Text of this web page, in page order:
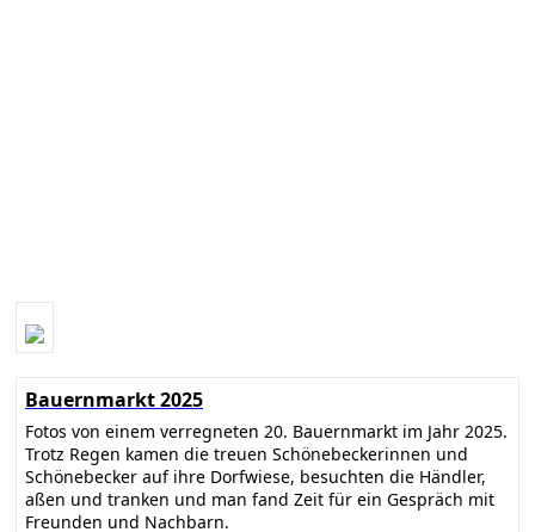
Bauernmarkt 2025
Fotos von einem verregneten 20. Bauernmarkt im Jahr 2025.
Trotz Regen kamen die treuen Schönebeckerinnen und
Schönebecker auf ihre Dorfwiese, besuchten die Händler,
aßen und tranken und man fand Zeit für ein Gespräch mit
Freunden und Nachbarn.